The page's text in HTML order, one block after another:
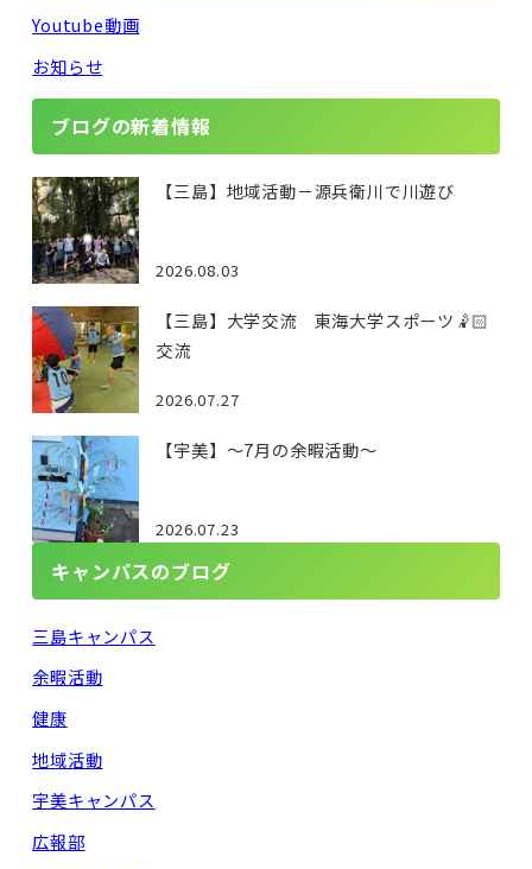
Youtube動画
お知らせ
ブログの新着情報
【三島】地域活動－源兵衛川で川遊び
2026.08.03
【三島】大学交流 東海大学スポーツ🤾🏻
交流
2026.07.27
【宇美】～7月の余暇活動～
2026.07.23
キャンパスのブログ
三島キャンパス
余暇活動
健康
地域活動
宇美キャンパス
広報部